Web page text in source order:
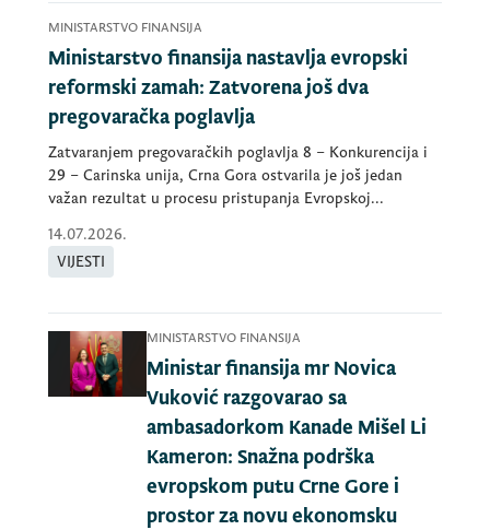
MINISTARSTVO FINANSIJA
Ministarstvo finansija nastavlja evropski
reformski zamah: Zatvorena još dva
pregovaračka poglavlja
Zatvaranjem pregovaračkih poglavlja 8 – Konkurencija i
29 – Carinska unija, Crna Gora ostvarila je još jedan
važan rezultat u procesu pristupanja Evropskoj...
14.07.2026.
VIJESTI
MINISTARSTVO FINANSIJA
Ministar finansija mr Novica
Vuković razgovarao sa
ambasadorkom Kanade Mišel Li
Kameron: Snažna podrška
evropskom putu Crne Gore i
prostor za novu ekonomsku